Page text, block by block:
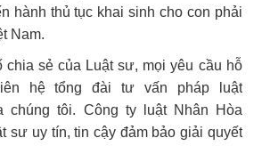
hành thủ tục khai sinh cho con phải
Nam.
chia sẻ của Luật sư, mọi yêu cầu hỗ
hệ tổng đài tư vấn pháp luật
chúng tôi. Công ty luật Nhân Hòa
sư uy tín, tin cậy đảm bảo giải quyết